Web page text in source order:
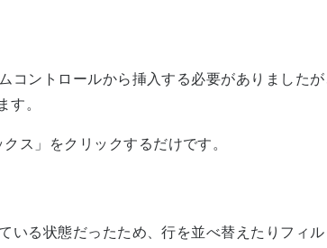
ントロールから挿入する必要がありました
す。
ス」をクリックするだけです。
る状態だったため、行を並べ替えたりフィ